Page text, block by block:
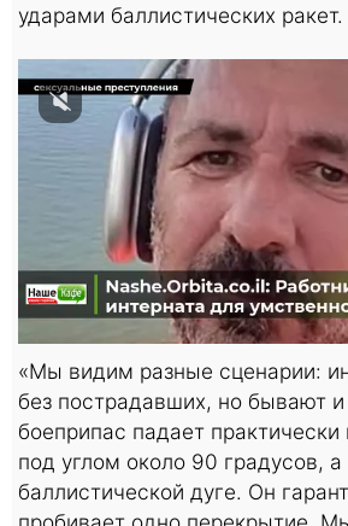
ударами баллистических ракет.
«Мы видим разные сценарии:
без пострадавших, но бывают
боеприпас падает
под углом около 90 градусов, а
баллистической дуге. Он